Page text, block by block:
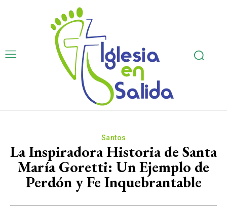
Santos
La Inspiradora Historia de Santa
María Goretti: Un Ejemplo de
Perdón y Fe Inquebrantable